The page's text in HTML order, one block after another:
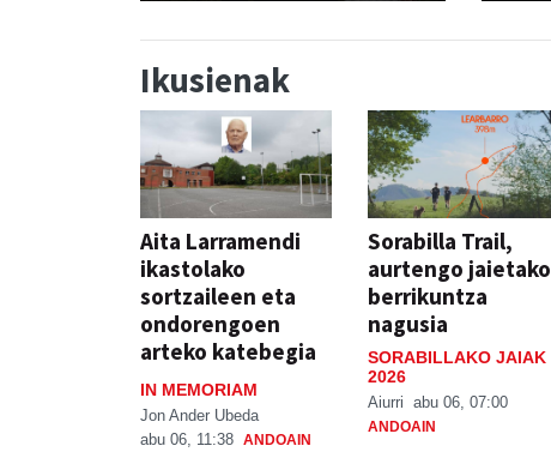
Ikusienak
Aita Larramendi
ikastolako
sortzaileen eta
ondorengoen
arteko katebegia
IN MEMORIAM
Jon Ander Ubeda
abu 06, 11:38 ANDOAIN
Sorabilla Trail,
aurtengo jaietako
berrikuntza
nagusia
SORABILLAKO JAIAK
2026
Aiurri abu 06, 07:00
ANDOAIN